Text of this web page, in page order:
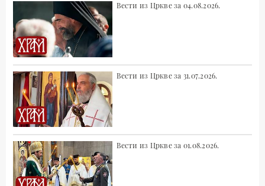
Вести из Цркве за 04.08.2026.
Вести из Цркве за 31.07.2026.
Вести из Цркве за 01.08.2026.